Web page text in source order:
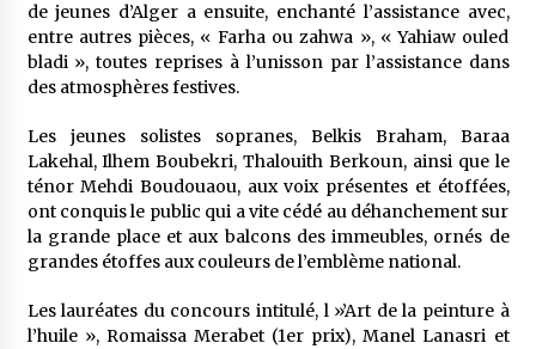
de jeunes d’Alger a ensuite, enchanté l’assistance avec,
entre autres pièces, « Farha ou zahwa », « Yahiaw ouled
bladi », toutes reprises à l’unisson par l’assistance dans
des atmosphères festives.
Les jeunes solistes sopranes, Belkis Braham, Baraa
Lakehal, Ilhem Boubekri, Thalouith Berkoun, ainsi que le
ténor Mehdi Boudouaou, aux voix présentes et étoffées,
ont conquis le public qui a vite cédé au déhanchement sur
la grande place et aux balcons des immeubles, ornés de
grandes étoffes aux couleurs de l’emblème national.
Les lauréates du concours intitulé, l »’Art de la peinture à
l’huile », Romaissa Merabet (1er prix), Manel Lanasri et